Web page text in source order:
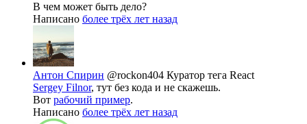
В чем может быть дело?
Написано более трёх лет назад
Антон Спирин @rockon404 Куратор тега React
Sergey Filnor, тут без кода и не скажешь.
Вот рабочий пример.
Написано более трёх лет назад